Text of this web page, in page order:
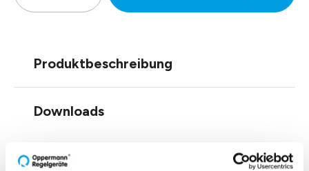
Produktbeschreibung
Downloads